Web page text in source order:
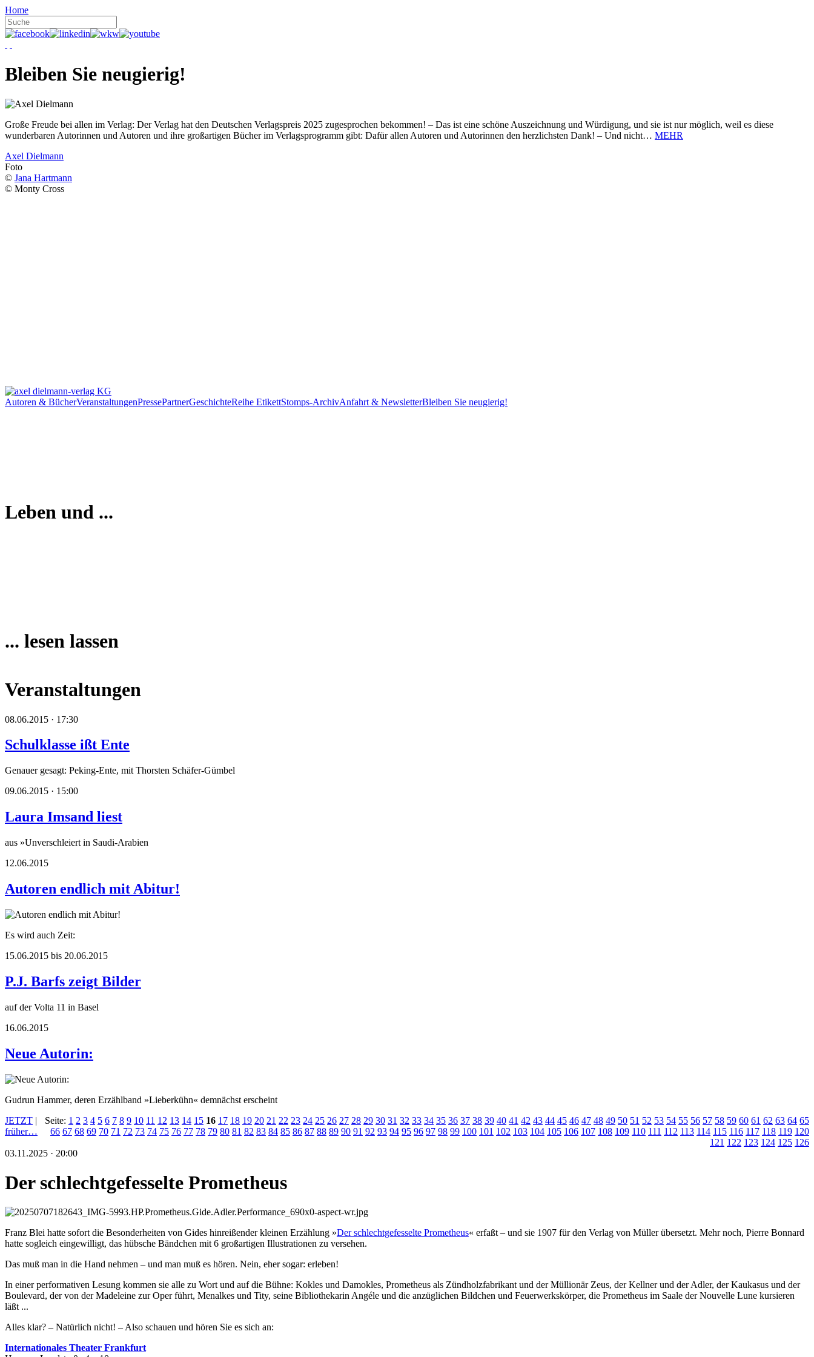
Home
Bleiben Sie neugierig!
Große Freude bei allen im Verlag: Der Verlag hat den Deutschen Verlagspreis 2025 zugesprochen bekommen! – Das ist eine schöne Auszeichnung und Würdigung, und sie ist nur möglich, weil es diese
wunderbaren Autorinnen und Autoren und ihre großartigen Bücher im Verlagsprogramm gibt: Dafür allen Autoren und Autorinnen den herzlichsten Dank! – Und nicht… MEHR
Axel Dielmann
Foto
© Jana Hartmann
© Monty Cross
Autoren & BücherVeranstaltungenPressePartnerGeschichteReihe EtikettStomps-ArchivAnfahrt & NewsletterBleiben Sie neugierig!
Leben und ...
... lesen lassen
Veranstaltungen
08.06.2015 · 17:30
Schulklasse ißt Ente
Genauer gesagt: Peking-Ente, mit Thorsten Schäfer-Gümbel
09.06.2015 · 15:00
Laura Imsand liest
aus »Unverschleiert in Saudi-Arabien
12.06.2015
Autoren endlich mit Abitur!
Es wird auch Zeit:
15.06.2015 bis 20.06.2015
P.J. Barfs zeigt Bilder
auf der Volta 11 in Basel
16.06.2015
Neue Autorin:
Gudrun Hammer, deren Erzählband »Lieberkühn« demnächst erscheint
JETZT |
früher…
Seite: 1 2 3 4 5 6 7 8 9 10 11 12 13 14 15 16 17 18 19 20 21 22 23 24 25 26 27 28 29 30 31 32 33 34 35 36 37 38 39 40 41 42 43 44 45 46 47 48 49 50 51 52 53 54 55 56 57 58 59 60 61 62 63 64 65
66 67 68 69 70 71 72 73 74 75 76 77 78 79 80 81 82 83 84 85 86 87 88 89 90 91 92 93 94 95 96 97 98 99 100 101 102 103 104 105 106 107 108 109 110 111 112 113 114 115 116 117 118 119 120
121 122 123 124 125 126
03.11.2025 · 20:00
Der schlechtgefesselte Prometheus
Franz Blei hatte sofort die Besonderheiten von Gides hinreißender kleinen Erzählung »Der schlechtgefesselte Prometheus« erfaßt – und sie 1907 für den Verlag von Müller übersetzt. Mehr noch, Pierre Bonnard
hatte sogleich eingewilligt, das hübsche Bändchen mit 6 großartigen Illustrationen zu versehen.
Das muß man in die Hand nehmen – und man muß es hören. Nein, eher sogar: erleben!
In einer performativen Lesung kommen sie alle zu Wort und auf die Bühne: Kokles und Damokles, Prometheus als Zündholzfabrikant und der Müllionär Zeus, der Kellner und der Adler, der Kaukasus und der
Boulevard, der von der Madeleine zur Oper führt, Menalkes und Tity, seine Bibliothekarin Angéle und die anzüglichen Bildchen und Feuerwerkskörper, die Prometheus im Saale der Nouvelle Lune kursieren
läßt ...
Alles klar? – Natürlich nicht! – Also schauen und hören Sie es sich an:
Internationales Theater Frankfurt